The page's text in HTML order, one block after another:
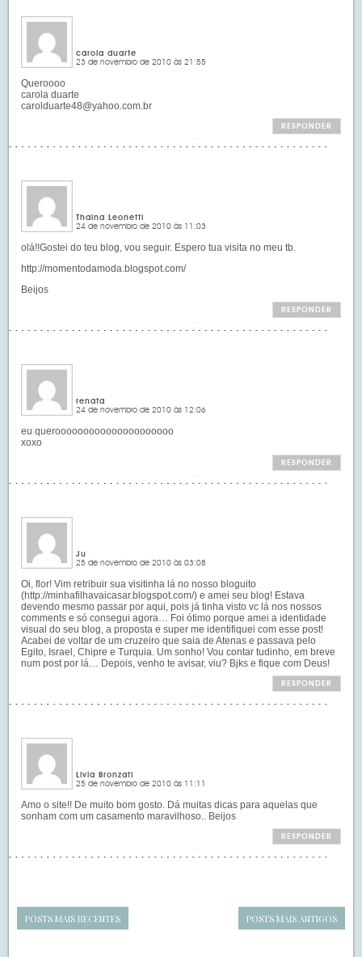
carola duarte
23 de novembro de 2010 às 21:55
Queroooo
carola duarte
carolduarte48@yahoo.com.br
RESPONDER
Thaina Leonetti
24 de novembro de 2010 às 11:03
olá!!Gostei do teu blog, vou seguir. Espero tua visita no meu tb.
http://momentodamoda.blogspot.com/
Beijos
RESPONDER
renata
24 de novembro de 2010 às 12:06
eu querooooooooooooooooooooo
xoxo
RESPONDER
Ju
25 de novembro de 2010 às 03:08
Oi, flor! Vim retribuir sua visitinha lá no nosso bloguito
(http://minhafilhavaicasar.blogspot.com/) e amei seu blog! Estava
devendo mesmo passar por aqui, pois já tinha visto vc lá nos nossos
comments e só consegui agora… Foi ótimo porque amei a identidade
visual do seu blog, a proposta e super me identifiquei com esse post!
Acabei de voltar de um cruzeiro que saia de Atenas e passava pelo
Egito, Israel, Chipre e Turquia. Um sonho! Vou contar tudinho, em breve
num post por lá… Depois, venho te avisar, viu? Bjks e fique com Deus!
RESPONDER
Livia Bronzati
25 de novembro de 2010 às 11:11
Amo o site!! De muito bom gosto. Dá muitas dicas para aquelas que
sonham com um casamento maravilhoso.. Beijos
RESPONDER
POSTS MAIS RECENTES POSTS MAIS ANTIGOS